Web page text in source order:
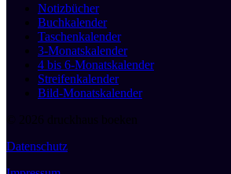
Notizbücher
Buchkalender
Taschenkalender
3-Monatskalender
4 bis 6-Monatskalender
Streifenkalender
Bild-Monatskalender
© 2026 druckhaus boeken
Datenschutz